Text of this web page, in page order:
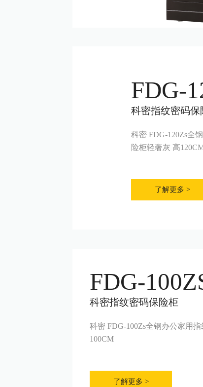
FDG-
科密指纹密码保
科密 FDG-120Zs全
险柜轻奢灰 高
了解更多 >
FDG-
科密指纹密码保险柜
科密 FDG-100Zs全钢办公家用
100CM
了解更多 >